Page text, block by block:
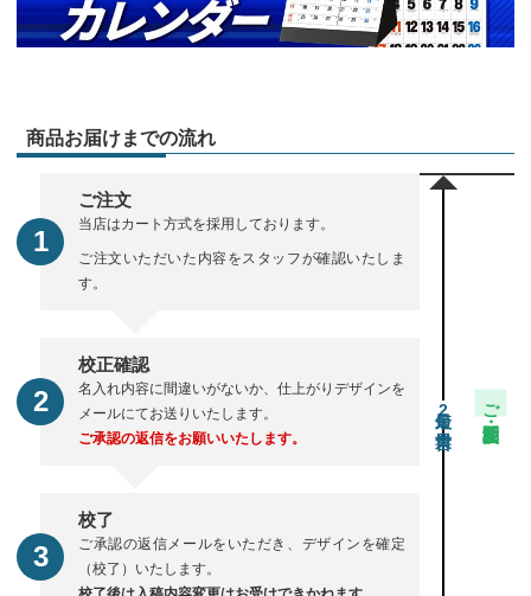
商品お届けまでの流れ
ご注文
当店はカート方式を採用しております。
ご注文いただいた内容をスタッフが確認いたしま
す。
校正確認
名入れ内容に間違いがないか、仕上がりデザインを
メールにてお送りいたします。
ご承認の返信をお願いいたします。
校了
ご承認の返信メールをいただき、デザインを確定
（校了）いたします。
2 ご注文・校正期間